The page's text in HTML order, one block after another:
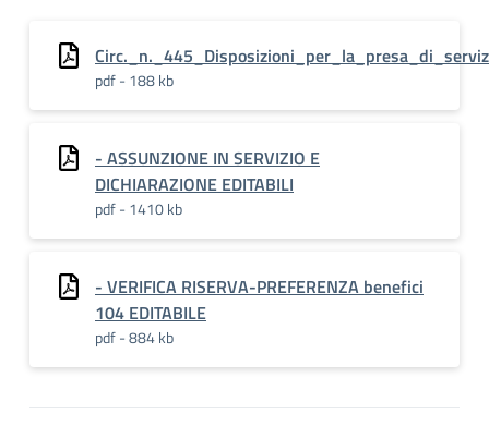
pdf - 188 kb
- ASSUNZIONE IN SERVIZIO E
DICHIARAZIONE EDITABILI
pdf - 1410 kb
- VERIFICA RISERVA-PREFERENZA benefici
104 EDITABILE
pdf - 884 kb